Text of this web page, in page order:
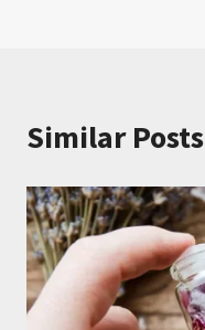
Similar Posts